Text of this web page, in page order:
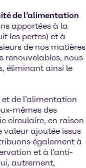
de l’alimentation
apportées à la
les pertes) et à
de nos matières
renouvelables, nous
éliminant ainsi le
de l’alimentation
mêmes des
circulaire, en raison
valeur ajoutée issus
également à
et à l’anti-
autrement,